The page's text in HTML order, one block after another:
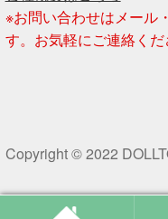
※お問い合わせはメール
す。お気軽にご連絡くだ
Copyright © 2022